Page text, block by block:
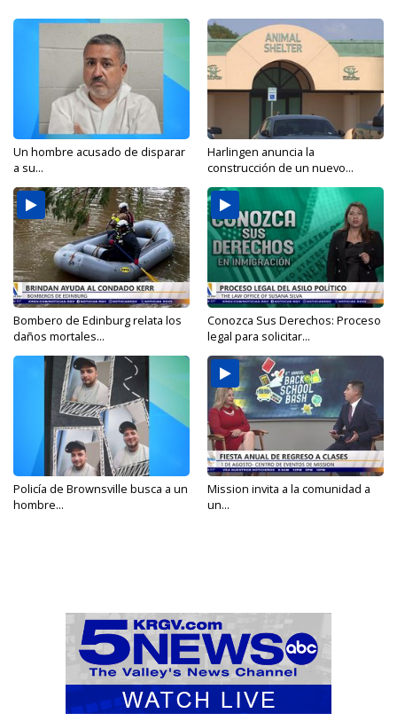
Un hombre acusado de disparar
a su...
Harlingen anuncia la
construcción de un nuevo...
Bombero de Edinburg relata los
daños mortales...
Conozca Sus Derechos: Proceso
legal para solicitar...
Policía de Brownsville busca a un
hombre...
Mission invita a la comunidad a
un...